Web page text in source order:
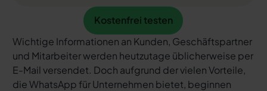
Kostenfrei testen
Kostenfrei testen
Wichtige Informationen an Kunden, Geschäftspartner
und Mitarbeiter werden heutzutage üblicherweise per
E-Mail versendet. Doch aufgrund der vielen Vorteile,
die WhatsApp für Unternehmen bietet, beginnen